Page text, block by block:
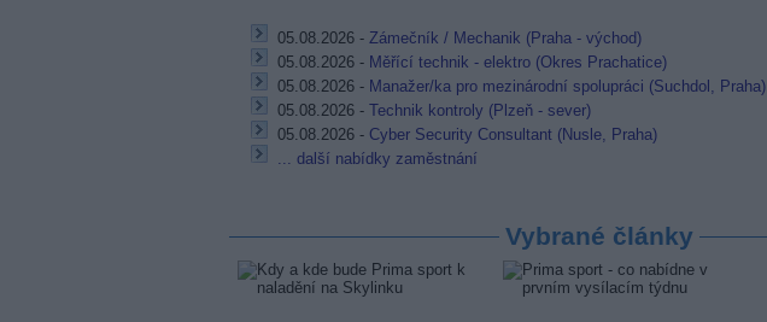
05.08.2026 - Zámečník / Mechanik (Praha - východ)
05.08.2026 - Měřící technik - elektro (Okres Prachatice)
05.08.2026 - Manažer/ka pro mezinárodní spolupráci (Suchdol, Praha)
05.08.2026 - Technik kontroly (Plzeň - sever)
05.08.2026 - Cyber Security Consultant (Nusle, Praha)
... další nabídky zaměstnání
Vybrané články